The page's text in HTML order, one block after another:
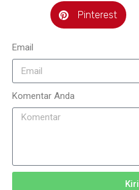
Pinterest
Email
Komentar Anda